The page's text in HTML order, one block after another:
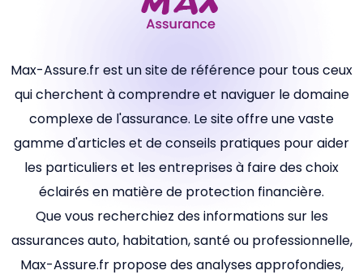
Max-Assure.fr est un site de référence pour tous ceux
qui cherchent à comprendre et naviguer le domaine
complexe de l'assurance. Le site offre une vaste
gamme d'articles et de conseils pratiques pour aider
les particuliers et les entreprises à faire des choix
éclairés en matière de protection financière.
Que vous recherchiez des informations sur les
assurances auto, habitation, santé ou professionnelle,
Max-Assure.fr propose des analyses approfondies,